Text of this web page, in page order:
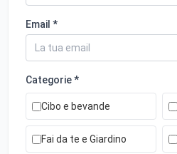
Email *
Categorie *
Cibo e bevande
Fai da te e Giardino